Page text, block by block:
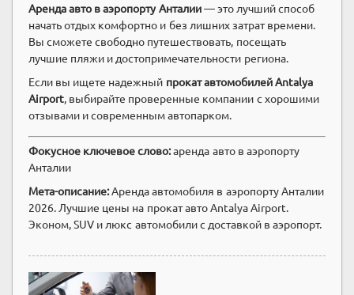
Аренда авто в аэропорту Анталии— это лучший способ
начать отдых комфортно и без лишних затрат времени.
Вы сможете свободно путешествовать, посещать
лучшие пляжи и достопримечательности региона.
Если вы ищете надежный прокат автомобилей Antalya
Airport, выбирайте проверенные компании с хорошими
отзывами и современным автопарком.
Фокусное ключевое слово:аренда авто в аэропорту
Анталии
Мета-описание:Аренда автомобиля в аэропорту Анталии
2026. Лучшие цены на прокат авто Antalya Airport.
Эконом, SUV и люкс автомобили с доставкой в аэропорт.